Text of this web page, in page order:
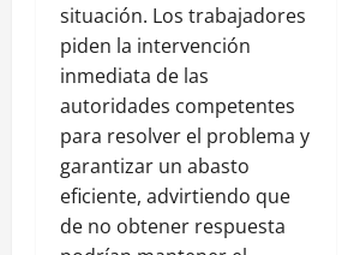
situación. Los trabajadores
piden la intervención
inmediata de las
autoridades competentes
para resolver el problema y
garantizar un abasto
eficiente, advirtiendo que
de no obtener respuesta